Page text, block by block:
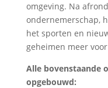
omgeving. Na
ondernemerschap,
het sporten en
geheimen meer
Alle bovenstaande
opgebouwd: